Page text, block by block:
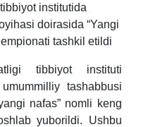
institutida
doirasida “Yangi
tashkil etildi
tibbiyot instituti
tashabbusi
nafas” nomli keng
yuborildi. Ushbu